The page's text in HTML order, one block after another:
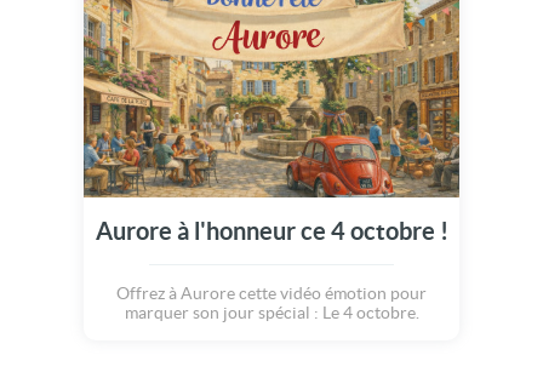
Aurore à l'honneur ce 4 octobre !
Offrez à Aurore cette vidéo émotion pour
marquer son jour spécial : Le 4 octobre.